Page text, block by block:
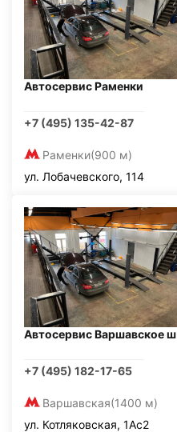
Автосервис Раменки
+7 (495) 135-42-87
Раменки(900 м)
ул. Лобачевского, 114
Автосервис Варшавское ш
+7 (495) 182-17-65
Варшавская(1400 м)
ул. Котляковская, 1Ас2